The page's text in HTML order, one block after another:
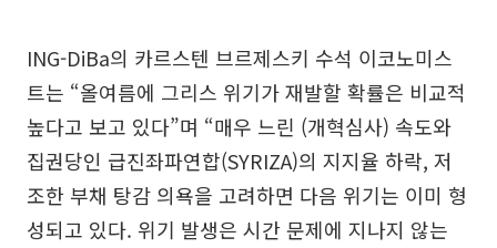
ING-DiBa의 카르스텐 브르제스키 수석 이코노미스
트는 “올여름에 그리스 위기가 재발할 확률은 비교적
높다고 보고 있다”며 “매우 느린 (개혁심사) 속도와
집권당인 급진좌파연합(SYRIZA)의 지지율 하락, 저
조한 부채 탕감 의욕을 고려하면 다음 위기는 이미 형
성되고 있다. 위기 발생은 시간 문제에 지나지 않는